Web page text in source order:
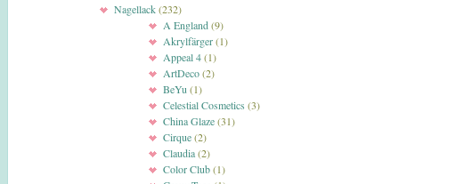
Nagellack(232)
A England(9)
Akrylfärger(1)
Appeal 4(1)
ArtDeco(2)
BeYu (1)
Celestial Cosmetics (3)
China Glaze(31)
Cirque(2)
Claudia(2)
Color Club(1)